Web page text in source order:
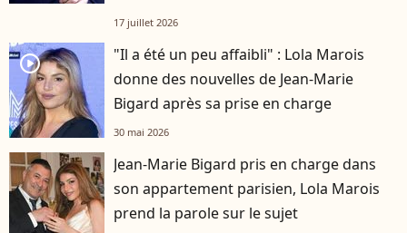
17 juillet 2026
player2
"Il a été un peu affaibli" : Lola Marois
donne des nouvelles de Jean-Marie
Bigard après sa prise en charge
30 mai 2026
Jean-Marie Bigard pris en charge dans
son appartement parisien, Lola Marois
prend la parole sur le sujet